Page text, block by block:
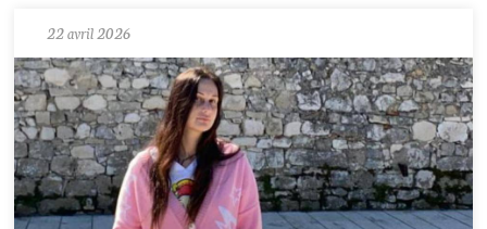
22 avril 2026